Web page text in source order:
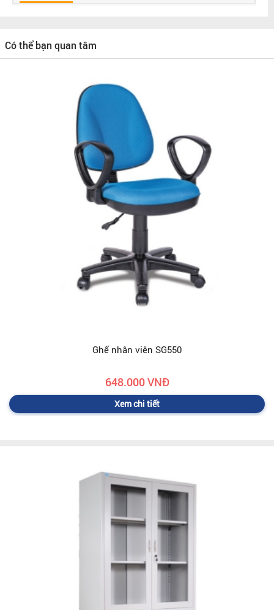
Có thể bạn quan tâm
Ghế nhân viên SG550
648.000 VNĐ
Xem chi tiết